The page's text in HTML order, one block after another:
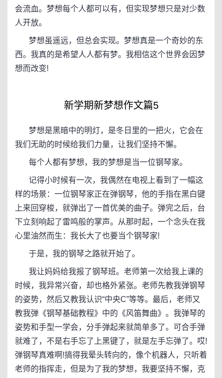
会流血。梦想每个人都可以有，但实现梦想只是对少数
人开放。
梦想虽遥远，但总会实现。梦想真是一个奇妙的东
西。我真的是希望人人都有梦。我相信这个世界会因梦
想而改变!
新学期新梦想作文篇5
梦想是黑暗中的明灯，是冬日里的一把火，它会在
我们无助的时候给我们力量，让我们坚持不懈。
每个人都有梦想，我的梦想是当一位钢琴家。
记得小时候有一次，我偶然在电视上看到了一幅这
样的场景：一位钢琴家正在弹钢琴，他的手指在黑白键
上来回穿梭，就弹出了一首优美的曲子。弹完之后，台
下立刻响起了雷鸣般的掌声。从那时起，一个念头在我
心里油然而生：我长大了也要当个钢琴家!
于是，我的钢琴之路就开始了。
我让妈妈给我报了钢琴班。老师第一次给我上课的
时候，我异常兴奋，却也格外紧张。老师先教我弹钢琴
的姿势，然后又教我认识“中央C”等等。最后，老师又
教我弹《钢琴基础教程》中的《风笛舞曲》。我弹琴的
姿势和手型一学会，分手弹起来就简单多了。可合手弹
就难了，不是右手忘了上黑键了，就是左手忘弹了。哎!
弹钢琴真难啊!搞得我晕头转向的，像个机器人，只听着
老师的指挥走，但是为了我的梦想，我要坚持不懈，克